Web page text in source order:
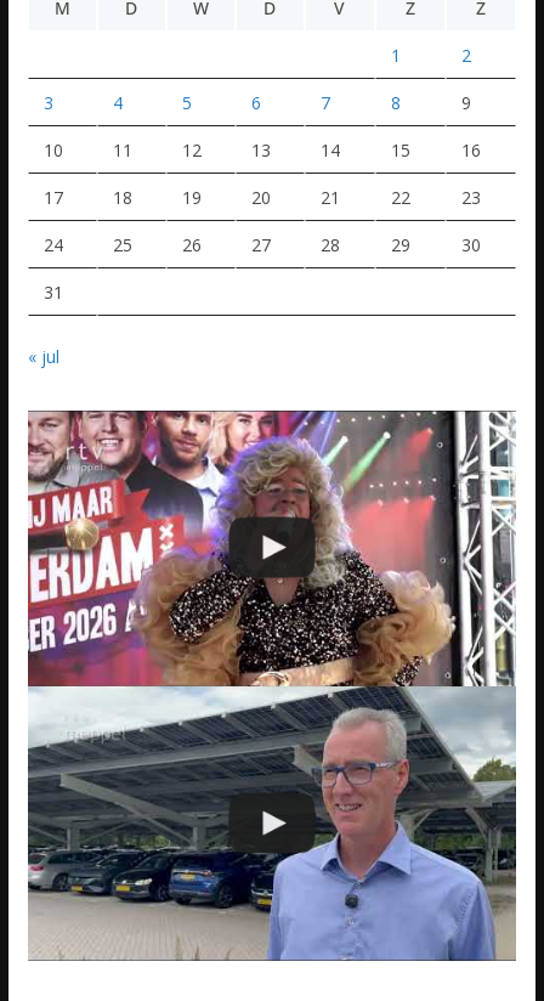
M
D W D V Z Z
1 2
3 4 5 6 7 8 9
10 11 12 13 14 15 16
17 18 19 20 21 22 23
24 25 26 27 28 29 30
31
« jul